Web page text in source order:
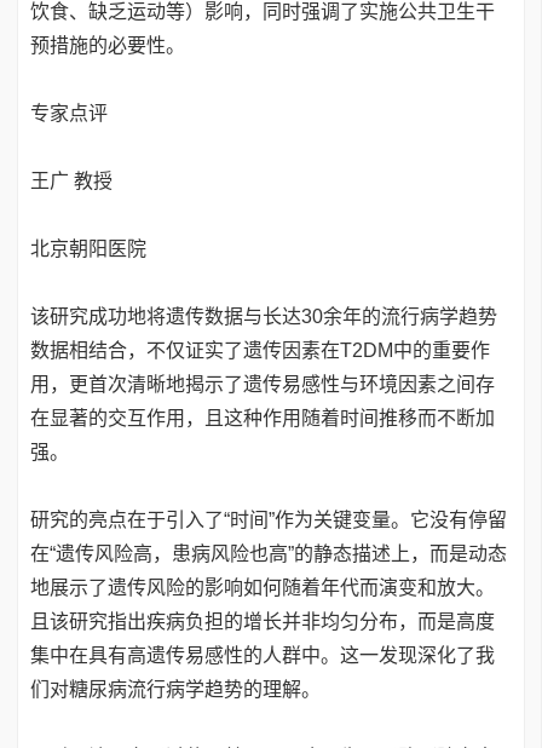
饮食、缺乏运动等）影响，同时强调了实施公共卫生干
预措施的必要性。
专家点评
王广 教授
北京朝阳医院
该研究成功地将遗传数据与长达30余年的流行病学趋势
数据相结合，不仅证实了遗传因素在T2DM中的重要作
用，更首次清晰地揭示了遗传易感性与环境因素之间存
在显著的交互作用，且这种作用随着时间推移而不断加
强。
研究的亮点在于引入了“时间”作为关键变量。它没有停留
在“遗传风险高，患病风险也高”的静态描述上，而是动态
地展示了遗传风险的影响如何随着年代而演变和放大。
且该研究指出疾病负担的增长并非均匀分布，而是高度
集中在具有高遗传易感性的人群中。这一发现深化了我
们对糖尿病流行病学趋势的理解。